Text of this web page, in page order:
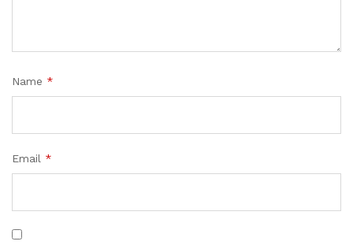
Name *
Email *